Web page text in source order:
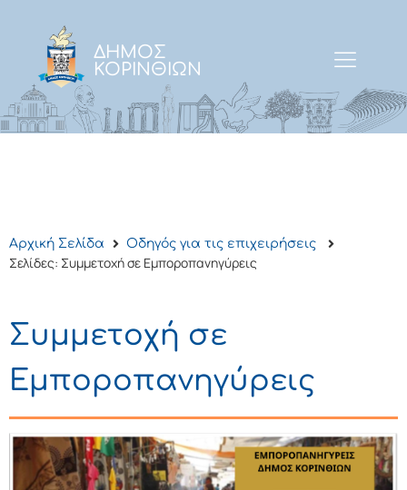
ΔΗΜΟΣ
ΚΟΡΙΝΘΙΩΝ
Αρχική Σελίδα Οδηγός για τις επιχειρήσεις
Σελίδες: Συμμετοχή σε Εμποροπανηγύρεις
Συμμετοχή σε
Εμποροπανηγύρεις